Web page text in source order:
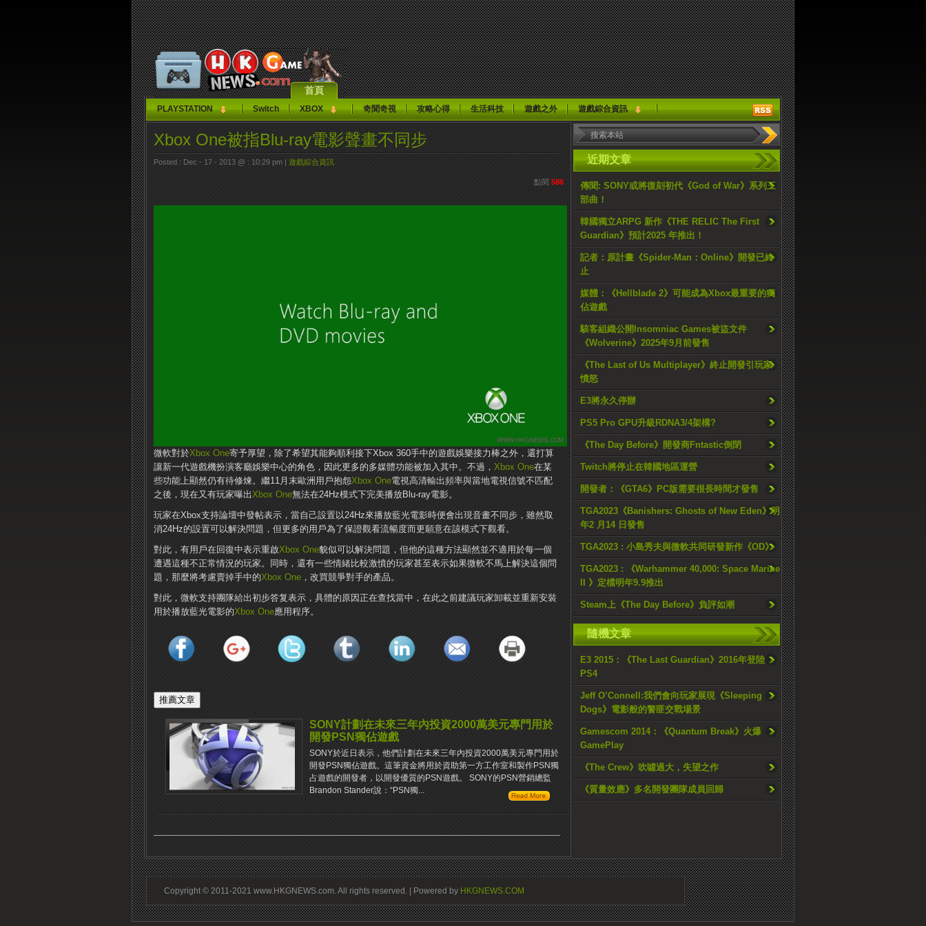
首頁
PLAYSTATION Switch XBOX 奇聞奇視 攻略心得 生活科技 遊戲之外 遊戲綜合資訊
近期文章
傳聞: SONY或將復刻初代《God of War》系列三
部曲！
韓國獨立ARPG 新作《THE RELIC The First
Guardian》預計2025 年推出！
記者：原計畫《Spider-Man：Online》開發已終
止
媒體：《Hellblade 2》可能成為Xbox最重要的獨
佔遊戲
駭客組織公開Insomniac Games被盜文件
《Wolverine》2025年9月前發售
《The Last of Us Multiplayer》終止開發引玩家
憤怒
E3將永久停辦
PS5 Pro GPU升級RDNA3/4架構?
《The Day Before》開發商Fntastic倒閉
Twitch將停止在韓國地區運營
開發者：《GTA6》PC版需要很長時間才發售
TGA2023《Banishers: Ghosts of New Eden》明
年2 月14 日發售
TGA2023 : 小島秀夫與微軟共同研發新作《OD》
TGA2023 : 《Warhammer 40,000: Space Marine
II 》定檔明年9.9推出
Steam上《The Day Before》負評如潮
隨機文章
E3 2015：《The Last Guardian》2016年登陸
PS4
Jeff O’Connell:我們會向玩家展現《Sleeping
Dogs》電影般的警匪交戰場景
Gamescom 2014：《Quantum Break》火爆
GamePlay
《The Crew》吹噓過大，失望之作
《質量效應》多名開發團隊成員回歸
Xbox One被指Blu-ray電影聲畫不同步
Posted : Dec - 17 - 2013 @ : 10:29 pm | 遊戲綜合資訊
點閱 586
微軟對於Xbox One寄予厚望，除了希望其能夠順利接下Xbox 360手中的遊戲娛樂接力棒之外，還打算
讓新一代遊戲機扮演客廳娛樂中心的角色，因此更多的多媒體功能被加入其中。不過， Xbox One在某
些功能上顯然仍有待修煉。繼11月末歐洲用戶抱怨Xbox One電視高清輸出頻率與當地電視信號不匹配
之後，現在又有玩家曝出Xbox One無法在24Hz模式下完美播放Blu-ray電影。
玩家在Xbox支持論壇中發帖表示，當自己設置以24Hz來播放藍光電影時便會出現音畫不同步，雖然取
消24Hz的設置可以解決問題，但更多的用戶為了保證觀看流暢度而更願意在該模式下觀看。
對此，有用戶在回復中表示重啟Xbox One貌似可以解決問題，但他的這種方法顯然並不適用於每一個
遭遇這種不正常情況的玩家。同時，還有一些情緒比較激憤的玩家甚至表示如果微軟不馬上解決這個問
題，那麼將考慮賣掉手中的Xbox One ，改買競爭對手的產品。
對此，微軟支持團隊給出初步答复表示，具體的原因正在查找當中，在此之前建議玩家卸載並重新安裝
用於播放藍光電影的Xbox One應用程序。
SONY計劃在未來三年內投資2000萬美元專門用於
開發PSN獨佔遊戲
SONY於近日表示，他們計劃在未來三年內投資2000萬美元專門用於
開發PSN獨佔遊戲。這筆資金將用於資助第一方工作室和製作PSN獨
占遊戲的開發者，以開發優質的PSN遊戲。 SONY的PSN營銷總監
Brandon Stander說：“PSN獨...
Copyright © 2011-2021 www.HKGNEWS.com. All rights reserved. | Powered by HKGNEWS.COM